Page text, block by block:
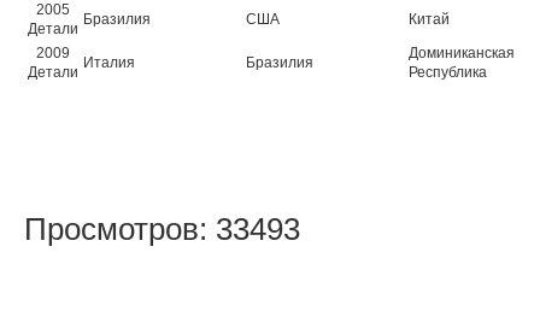
2005
Детали
Бразилия США
Китай
2009
Детали
Италия Бразилия
Доминиканская
Республика
Просмотров: 33493